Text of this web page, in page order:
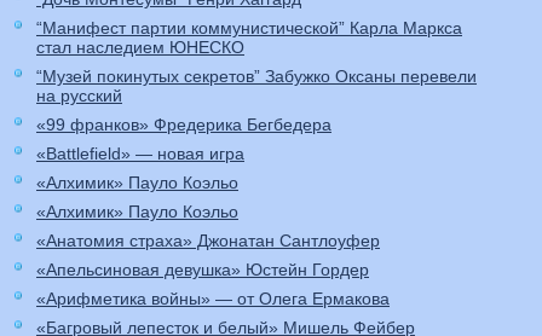
“Манифест партии коммунистической” Карла Маркса
стал наследием ЮНЕСКО
“Музей покинутых секретов” Забужко Оксаны перевели
на русский
«99 франков» Фредерика Бегбедера
«Battlefield» — новая игра
«Алхимик» Пауло Коэльо
«Алхимик» Пауло Коэльо
«Анатомия страха» Джонатан Сантлоуфер
«Апельсиновая девушка» Юстейн Гордер
«Арифметика войны» — от Олега Ермакова
«Багровый лепесток и белый» Мишель Фейбер